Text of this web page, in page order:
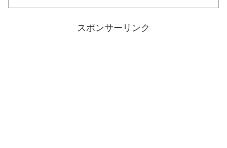
スポンサーリンク